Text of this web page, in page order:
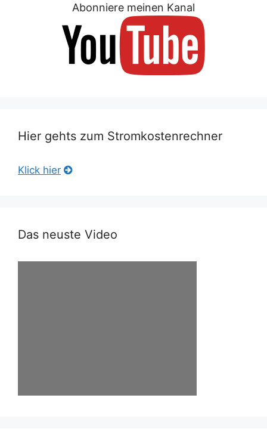
Abonniere meinen Kanal
Hier gehts zum Stromkostenrechner
Klick hier
Das neuste Video